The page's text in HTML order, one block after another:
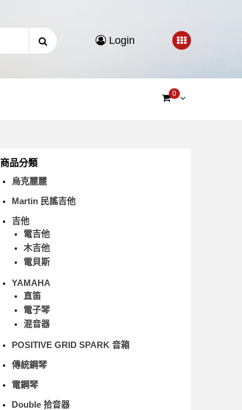
Login
0
商品分類
烏克麗麗
Martin 民謠吉他
吉他
電吉他
木吉他
電貝斯
YAMAHA
直笛
電子琴
混音器
POSITIVE GRID SPARK 音箱
傳統鋼琴
電鋼琴
Double 拾音器